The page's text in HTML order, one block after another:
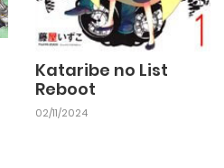
Kataribe no List
Reboot
02/11/2024